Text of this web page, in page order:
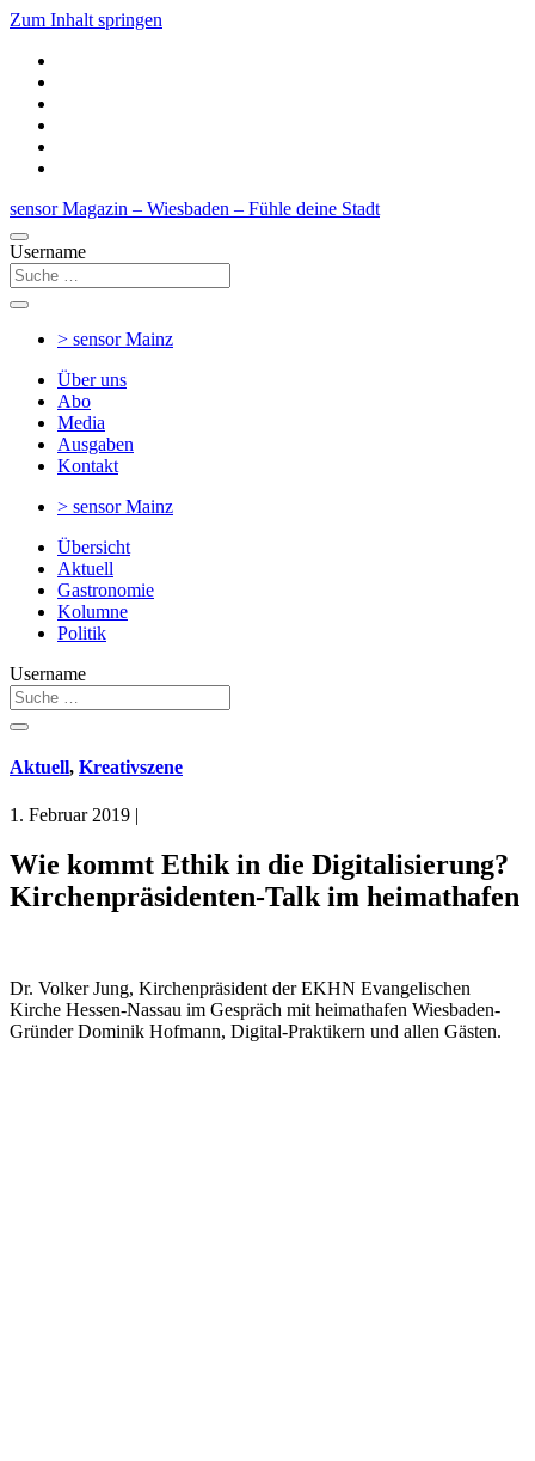
Zum Inhalt springen
sensor Magazin – Wiesbaden – Fühle deine Stadt
Username
> sensorMainz
Über uns
Abo
Media
Ausgaben
Kontakt
> sensorMainz
Übersicht
Aktuell
Gastronomie
Kolumne
Politik
Username
Aktuell, Kreativszene
1. Februar 2019 |
Wie kommt Ethik in die Digitalisierung?
Kirchenpräsidenten-Talk im heimathafen
Dr. Volker Jung, Kirchenpräsident der EKHN Evangelischen
Kirche Hessen-Nassau im Gespräch mit heimathafen Wiesbaden-
Gründer Dominik Hofmann, Digital-Praktikern und allen Gästen.